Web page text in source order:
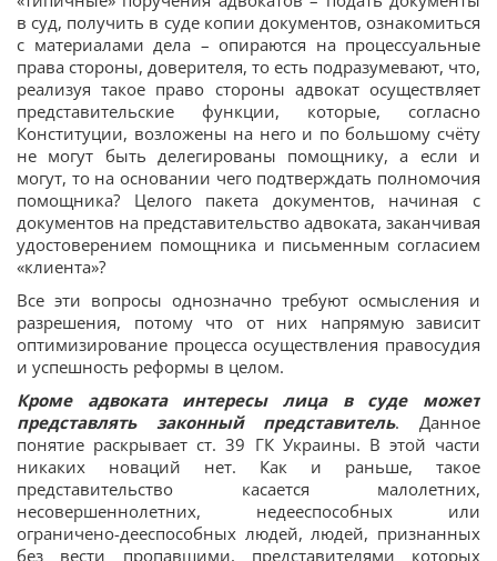
в суд, получить в суде копии документов, ознакомиться
с материалами дела – опираются на процессуальные
права стороны, доверителя, то есть подразумевают, что,
реализуя такое право стороны адвокат осуществляет
представительские функции, которые, согласно
Конституции, возложены на него и по большому счёту
не могут быть делегированы помощнику, а если и
могут, то на основании чего подтверждать полномочия
помощника? Целого пакета документов, начиная с
документов на представительство адвоката, заканчивая
удостоверением помощника и письменным согласием
«клиента»?
Все эти вопросы однозначно требуют осмысления и
разрешения, потому что от них напрямую зависит
оптимизирование процесса осуществления правосудия
и успешность реформы в целом.
Кроме адвоката интересы лица в суде может
представлять законный представитель. Данное
понятие раскрывает ст. 39 ГК Украины. В этой части
никаких новаций нет. Как и раньше, такое
представительство касается малолетних,
несовершеннолетних, недееспособных или
ограничено-дееспособных людей, людей, признанных
без вести пропавшими, представителями которых